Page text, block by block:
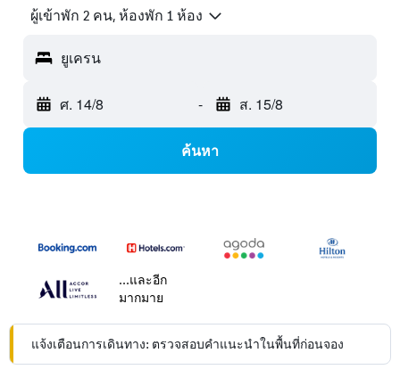
ผู้เข้าพัก 2 คน, ห้องพัก 1 ห้อง
ยูเครน
ศ. 14/8 - ส. 15/8
ค้นหา
...และอีก
มากมาย
แจ้งเตือนการเดินทาง: ตรวจสอบคำแนะนำในพื้นที่ก่อนจอง